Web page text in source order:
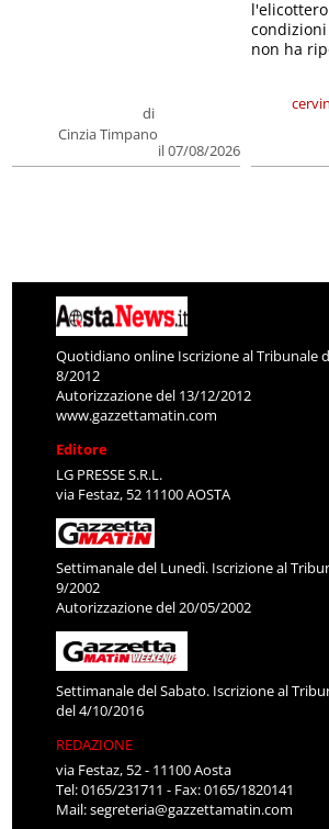
di
Cinzia Timpano
il 07/08/2026
non ha
Quotidiano online Iscrizione al Tribunale
8/2012
Autorizzazione del 13/12/2012
www.gazzettamatin.com
Editore
LG PRESSE S.R.L.
via Festaz, 52 11100 AOSTA
Settimanale del Lunedì. Iscrizione al
9/2002
Autorizzazione del 20/05/2002
Settimanale del Sabato. Iscrizione al
del 4/10/2016
REDAZIONE
via Festaz, 52 - 11100 Aosta
Tel: 0165/231711 - Fax: 0165/1820141
Mail:segreteria@gazzettamatin.com